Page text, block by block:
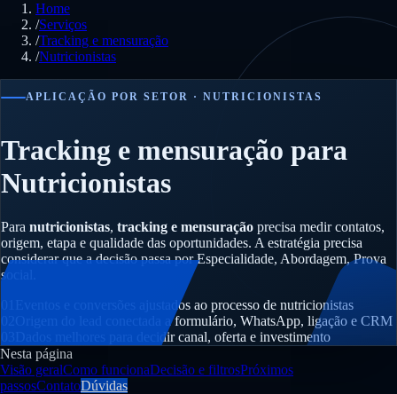
Home
/Serviços
/Tracking e mensuração
/Nutricionistas
APLICAÇÃO POR SETOR · NUTRICIONISTAS
Tracking e mensuração para
Nutricionistas
Para nutricionistas, tracking e mensuração precisa medir contatos,
origem, etapa e qualidade das oportunidades. A estratégia precisa
considerar que a decisão passa por Especialidade, Abordagem, Prova
social.
Eventos e conversões ajustados ao processo de nutricionistas
Origem do lead conectada a formulário, WhatsApp, ligação e CRM
Dados melhores para decidir canal, oferta e investimento
Nesta página
Visão geralComo funcionaDecisão e filtrosPróximos
passosContatoDúvidas